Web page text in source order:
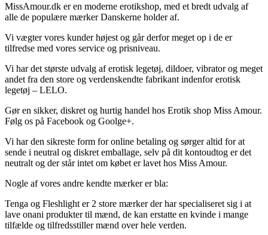
MissAmour.dk er en moderne erotikshop, med et bredt udvalg af
alle de populære mærker Danskerne holder af.
Vi vægter vores kunder højest og går derfor meget op i de er
tilfredse med vores service og prisniveau.
Vi har det største udvalg af erotisk legetøj, dildoer, vibrator og meget
andet fra den store og verdenskendte fabrikant indenfor erotisk
legetøj – LELO.
Gør en sikker, diskret og hurtig handel hos Erotik shop Miss Amour.
Følg os på Facebook og Goolge+.
Vi har den sikreste form for online betaling og sørger altid for at
sende i neutral og diskret emballage, selv på dit kontoudtog er det
neutralt og der står intet om købet er lavet hos Miss Amour.
Nogle af vores andre kendte mærker er bla:
Tenga og Fleshlight er 2 store mærker der har specialiseret sig i at
lave onani produkter til mænd, de kan erstatte en kvinde i mange
tilfælde og tilfredsstiller mænd over hele verden.